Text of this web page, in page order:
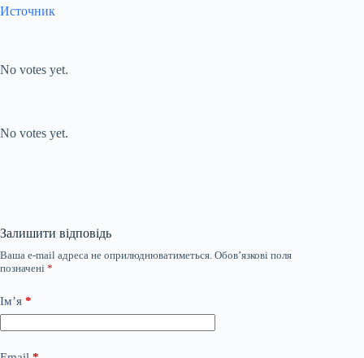
Источник
No votes yet.
No votes yet.
Залишити відповідь
Ваша e-mail адреса не оприлюднюватиметься. Обов’язкові поля
позначені *
Ім’я *